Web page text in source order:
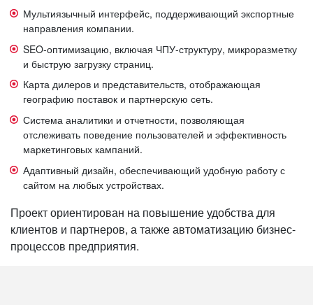
Мультиязычный интерфейс, поддерживающий экспортные
направления компании.
SEO-оптимизацию, включая ЧПУ-структуру, микроразметку
и быструю загрузку страниц.
Карта дилеров и представительств, отображающая
географию поставок и партнерскую сеть.
Система аналитики и отчетности, позволяющая
отслеживать поведение пользователей и эффективность
маркетинговых кампаний.
Адаптивный дизайн, обеспечивающий удобную работу с
сайтом на любых устройствах.
Проект ориентирован на повышение удобства для
клиентов и партнеров, а также автоматизацию бизнес-
процессов предприятия.